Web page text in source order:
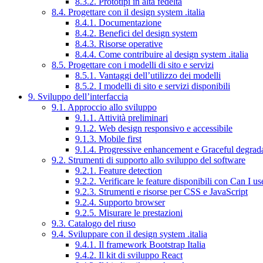
8.4. Progettare con il design system .italia
8.4.1. Documentazione
8.4.2. Benefici del design system
8.4.3. Risorse operative
8.4.4. Come contribuire al design system .italia
8.5. Progettare con i modelli di sito e servizi
8.5.1. Vantaggi dell’utilizzo dei modelli
8.5.2. I modelli di sito e servizi disponibili
9. Sviluppo dell’interfaccia
9.1. Approccio allo sviluppo
9.1.1. Attività preliminari
9.1.2. Web design responsivo e accessibile
9.1.3. Mobile first
9.1.4. Progressive enhancement e Graceful
9.2. Strumenti di supporto allo sviluppo del software
9.2.1. Feature detection
9.2.2. Verificare le feature disponibili con Can I
9.2.3. Strumenti e risorse per CSS e JavaScript
9.2.4. Supporto browser
9.2.5. Misurare le prestazioni
9.3. Catalogo del riuso
9.4. Sviluppare con il design system .italia
9.4.1. Il framework Bootstrap Italia
9.4.2. Il kit di sviluppo React